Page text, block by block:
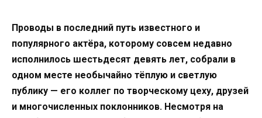
Проводы в последний путь известного и
популярного актёра, которому совсем недавно
исполнилось шестьдесят девять лет, собрали в
одном месте необычайно тёплую и светлую
публику — его коллег по творческому цеху, друзей
и многочисленных поклонников. Несмотря на